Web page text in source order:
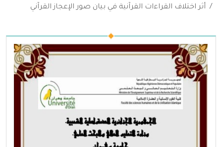
أثر اختلاف القراءات القرآنية في بيان صور الإعجاز القرآني